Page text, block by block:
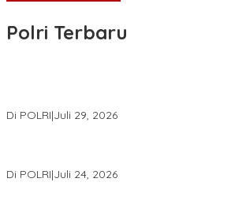
Polri Terbaru
Di POLRI|Juli 29, 2026
Di POLRI|Juli 24, 2026